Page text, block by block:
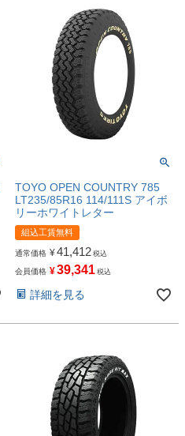
TOYO OPEN COUNTRY 785
LT235/85R16 114/111S アイボ
リーホワイトレター
組込工賃無料
通常価格 ¥41,412 税込
会員価格 ¥39,341 税込
詳細を見る